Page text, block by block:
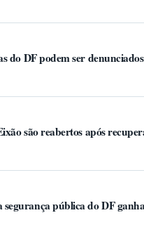
do DF podem ser
são reabertos após
pública do DF